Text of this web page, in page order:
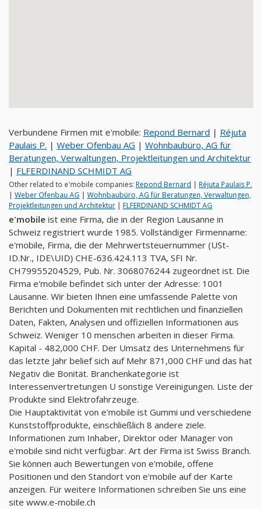
Verbundene Firmen mit e'mobile: Repond Bernard | Réjuta
Paulais P. | Weber Ofenbau AG | Wohnbaubüro, AG für
Beratungen, Verwaltungen, Projektleitungen und Architektur
| FLFERDINAND SCHMIDT AG
Other related to e'mobile companies: Repond Bernard | Réjuta Paulais P.
| Weber Ofenbau AG | Wohnbaubüro, AG für Beratungen, Verwaltungen,
Projektleitungen und Architektur | FLFERDINAND SCHMIDT AG
e'mobile ist eine Firma, die in der Region Lausanne in
Schweiz registriert wurde 1985. Vollständiger Firmenname:
e'mobile, Firma, die der Mehrwertsteuernummer (USt-
ID.Nr., IDE\UID) CHE-636.424.113 TVA, SFI Nr.
CH79955204529, Pub. Nr. 3068076244 zugeordnet ist. Die
Firma e'mobile befindet sich unter der Adresse: 1001
Lausanne. Wir bieten Ihnen eine umfassende Palette von
Berichten und Dokumenten mit rechtlichen und finanziellen
Daten, Fakten, Analysen und offiziellen Informationen aus
Schweiz. Weniger 10 menschen arbeiten in dieser Firma.
Kapital - 482,000 CHF. Der Umsatz des Unternehmens für
das letzte Jahr belief sich auf Mehr 871,000 CHF und das hat
Negativ die Bonität. Branchenkategorie ist
Interessenvertretungen U sonstige Vereinigungen. Liste der
Produkte sind Elektrofahrzeuge.
Die Hauptaktivität von e'mobile ist Gummi und verschiedene
Kunststoffprodukte, einschließlich 8 andere ziele.
Informationen zum Inhaber, Direktor oder Manager von
e'mobile sind nicht verfügbar. Art der Firma ist Swiss Branch.
Sie können auch Bewertungen von e'mobile, offene
Positionen und den Standort von e'mobile auf der Karte
anzeigen. Für weitere Informationen schreiben Sie uns eine
site www.e-mobile.ch